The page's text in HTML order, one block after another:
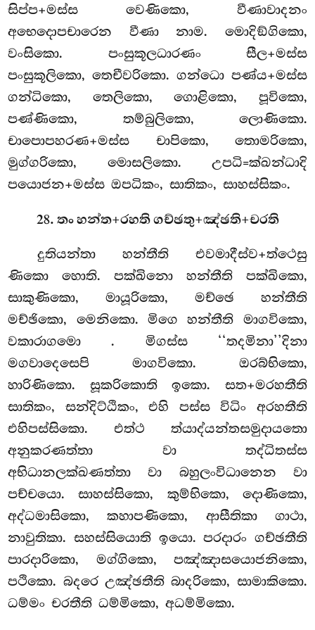
සිප්ප+මස්ස වෙණිකො, වීණාවාදනං
අභෙදොපචාරෙන වීණා නාම. මොදිඞ්ගිකො,
වංසිකො. පංසුකූලධාරණං සීල+මස්ස
පංසුකූලිකො, තෙචීවරිකො. ගන්ධො පණ්ය+මස්ස
ගන්ධිකො, තෙලිකො, ගොළිකො, පූවිකො,
පණ්ණිකො, තම්බුලිකො, ලොණිකො.
චාපොපහරණ+මස්ස චාපිකො, තොමරිකො,
මුග්ගරිකො, මොසලිකො. උපධි=ක්ඛන්ධාදි
පයොජන+මස්ස ඔපධිකං, සාතිකං, සාහස්සිකං.
28. තං හන්ත+රහති ගච්ඡතු+ඤ්ඡති+චරති
දුතියන්තා හන්තීති එවමාදීස්ව+ත්ථෙසු
ණිකො හොති. පක්ඛිනො හන්තීති පක්ඛිකො,
සාකුණිකො, මායූරිකො, මච්ඡෙ හන්තීති
මච්ඡිකො, මෙනිකො. මිගෙ හන්තීති මාගවිකො,
වකාරාගමො. මිගස්ස ‘‘තදමිනා’’දිනා
මගවාදෙසෙපි මාගවිකො. ඔරබ්භිකො,
හාරිණිකො. සූකරිකොති ඉකො. සත+මරහතීති
සාතිකං, සන්දිට්ඨිකං, එහි පස්ස විධිං අරහතීති
එහිපස්සිකො. එත්ථ ත්යාද්යන්තසමුදායතො
අනුකරණත්තා වා තද්ධිතස්ස
අභිධානලක්ඛණත්තා වා බහුලංවිධානෙන වා
පච්චයො. සාහස්සිකො, කුම්භිකො, දොණිකො,
අද්ධමාසිකො, කහාපණිකො, ආසීතිකා ගාථා,
නාවුතිකා. සහස්සියොති ඉයො. පරදාරං ගච්ඡතීති
පාරදාරිකො, මග්ගිකො, පඤ්ඤාසයොජනිකො,
පථිකො. බදරෙ උඤ්ඡතීති බාදරිකො, සාමාකිකො.
ධම්මං චරතීති ධම්මිකො, අධම්මිකො.